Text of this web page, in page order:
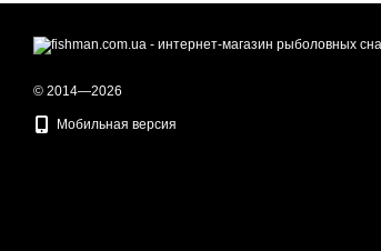
© 2014—2026
Мобильная версия